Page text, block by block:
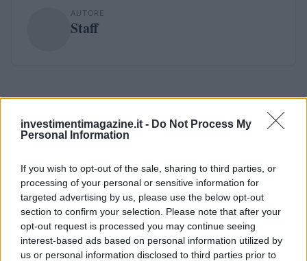
investimentimagazine.it - Do Not Process My
Personal Information
If you wish to opt-out of the sale, sharing to third parties, or
processing of your personal or sensitive information for
targeted advertising by us, please use the below opt-out
section to confirm your selection. Please note that after your
opt-out request is processed you may continue seeing
interest-based ads based on personal information utilized by
us or personal information disclosed to third parties prior to
AUTORE
Staff